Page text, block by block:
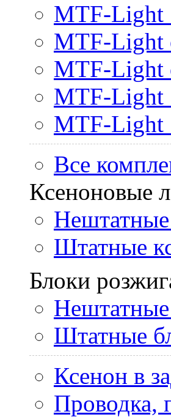
MTF-Light
MTF-Light
MTF-Light
MTF-Light
MTF-Light
Все
Ксеноновые
Штатные
Блоки
Штатные
Ксенон в
Проводка,